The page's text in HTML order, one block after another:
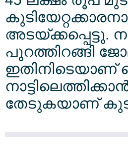
അടയ്ക്കപ്പെട്ടു.
പുറത്തിറങ്ങി
ഇതിനിടെയാണ്
തേടുകയാണ്